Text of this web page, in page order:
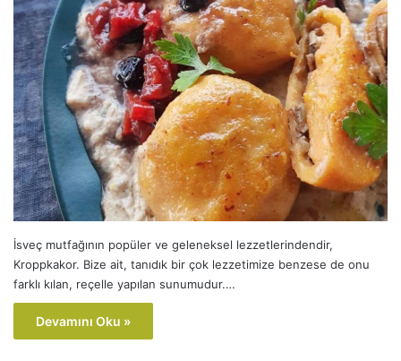
İsveç mutfağının popüler ve geleneksel lezzetlerindendir,
Kroppkakor. Bize ait, tanıdık bir çok lezzetimize benzese de onu
farklı kılan, reçelle yapılan sunumudur.…
Devamını Oku »